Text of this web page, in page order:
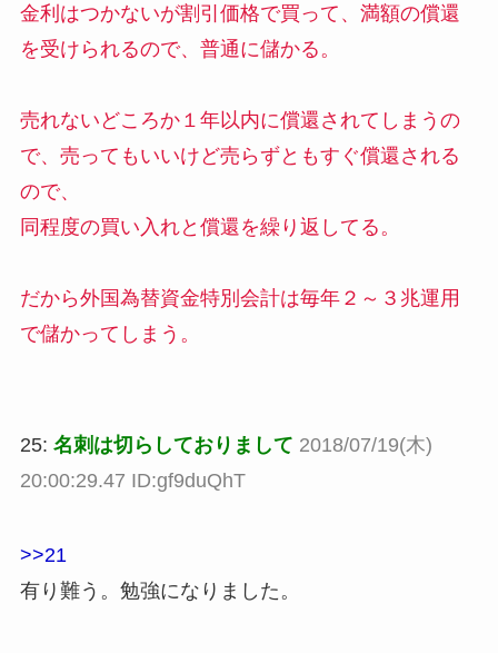
金利はつかないが割引価格で買って、満額の償還
を受けられるので、普通に儲かる。
売れないどころか１年以内に償還されてしまうの
で、売ってもいいけど売らずともすぐ償還される
ので、
同程度の買い入れと償還を繰り返してる。
だから外国為替資金特別会計は毎年２～３兆運用
で儲かってしまう。
25: 名刺は切らしておりまして 2018/07/19(木)
20:00:29.47 ID:gf9duQhT
>>21
有り難う。勉強になりました。